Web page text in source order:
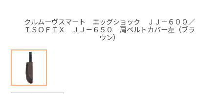
クルムーヴスマート エッグショック ＪＪ－６００／
ＩＳＯＦＩＸ ＪＪ－６５０ 肩ベルトカバー左（ブラ
ウン）